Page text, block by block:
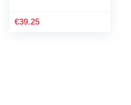
€39.25